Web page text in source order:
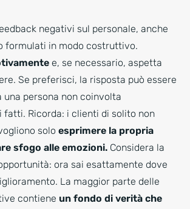
negativi sul personale, anche
formulati in modo costruttivo.
e, se necessario, aspetta
Se preferisci, la risposta può essere
una persona non coinvolta
fatti. Ricorda: i clienti di solito non
solo esprimere la propria
sfogo alle emozioni. Considera la
ora sai esattamente dove
La maggior parte delle
contiene un fondo di verità che